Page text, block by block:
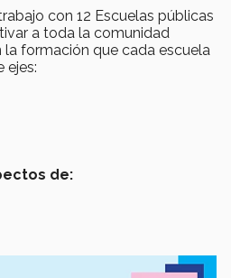
con 12 Escuelas públicas
a toda la comunidad
formación que cada escuela
ejes:
de: